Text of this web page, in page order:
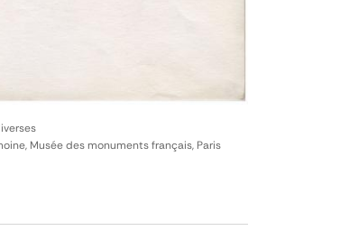
Musée des monuments français, Paris